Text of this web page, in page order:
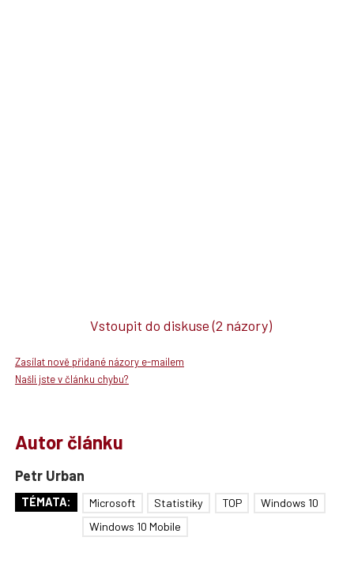
Vstoupit do diskuse(2 názory)
Zasílat nově přidané názory e-mailem
Našli jste v článku chybu?
Autor článku
Petr Urban
TÉMATA: Microsoft Statistiky TOP
Windows 10
Windows 10 Mobile